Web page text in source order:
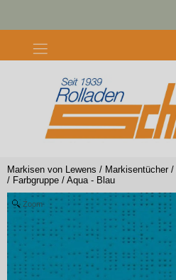
Markisen von Lewens / Markisentücher /
/ Farbgruppe / Aqua - Blau
Zoom